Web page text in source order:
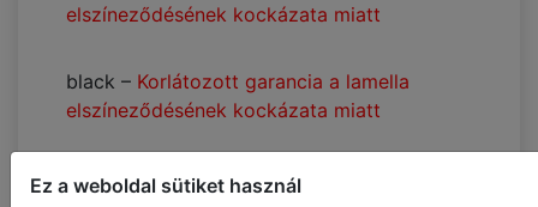
Ez a weboldal sütiket használ
elszíneződésének kockázata miatt
black – Korlátozott garancia a lamella
elszíneződésének kockázata miatt
+10%